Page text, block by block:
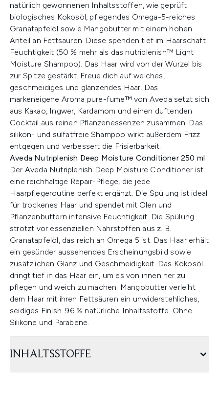
natürlich gewonnenen Inhaltsstoffen, wie geprüft
biologisches Kokosöl, pflegendes Omega-5-reiches
Granatapfelöl sowie Mangobutter mit einem hohen
Anteil an Fettsäuren. Diese spenden tief im Haarschaft
Feuchtigkeit (50 % mehr als das nutriplenish™ Light
Moisture Shampoo). Das Haar wird von der Wurzel bis
zur Spitze gestärkt. Freue dich auf weiches,
geschmeidiges und glänzendes Haar. Das
markeneigene Aroma pure-fume™ von Aveda setzt sich
aus Kakao, Ingwer, Kardamom und einen duftenden
Cocktail aus reinen Pflanzenessenzen zusammen. Das
silikon- und sulfatfreie Shampoo wirkt außerdem Frizz
entgegen und verbessert die Frisierbarkeit.
Aveda Nutriplenish Deep Moisture Conditioner 250 ml
Der Aveda Nutriplenish Deep Moisture Conditioner ist
eine reichhaltige Repair-Pflege, die jede
Haarpflegeroutine perfekt ergänzt. Die Spülung ist ideal
für trockenes Haar und spendet mit Ölen und
Pflanzenbuttern intensive Feuchtigkeit. Die Spülung
strotzt vor essenziellen Nährstoffen aus z. B.
Granatapfelöl, das reich an Omega 5 ist. Das Haar erhält
ein gesünder aussehendes Erscheinungsbild sowie
zusätzlichen Glanz und Geschmeidigkeit. Das Kokosöl
dringt tief in das Haar ein, um es von innen her zu
pflegen und weich zu machen. Mangobutter verleiht
dem Haar mit ihren Fettsäuren ein unwiderstehliches,
seidiges Finish. 96 % natürliche Inhaltsstoffe. Ohne
Silikone und Parabene.
INHALTSSTOFFE